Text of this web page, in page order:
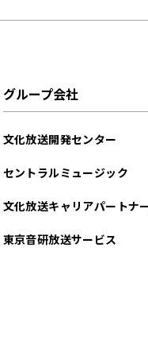
グループ会社
文化放送開発センター
セントラルミュージック
文化放送キャリアパートナ
東京音研放送サービス